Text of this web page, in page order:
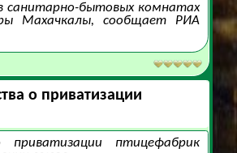
санитарно-бытовых комнатах
Махачкалы, сообщает РИА
о приватизации
птицефабрик